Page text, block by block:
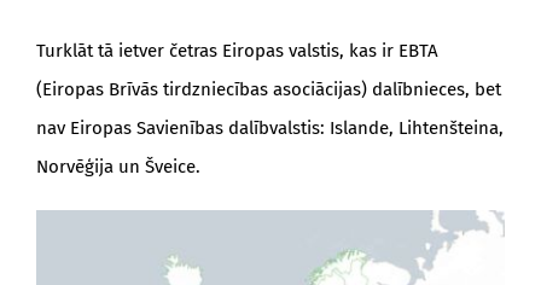
Turklāt tā ietver četras Eiropas valstis, kas ir EBTA
(Eiropas Brīvās tirdzniecības asociācijas) dalībnieces, bet
nav Eiropas Savienības dalībvalstis: Islande, Lihtenšteina,
Norvēģija un Šveice.